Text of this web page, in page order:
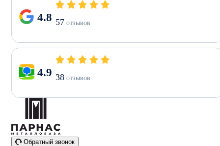
4.8 57 отзывов
4.9 38 отзывов
Обратный звонок